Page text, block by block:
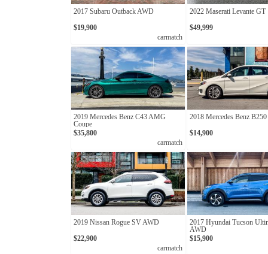
2017 Subaru Outback AWD
$19,900
carmatch
2022 Maserati Levante GT
$49,999
2019 Mercedes Benz C43 AMG
Coupe
$35,800
carmatch
2018 Mercedes Benz
$14,900
2019 Nissan Rogue SV AWD
$22,900
carmatch
2017 Hyundai Tucson
AWD
$15,900